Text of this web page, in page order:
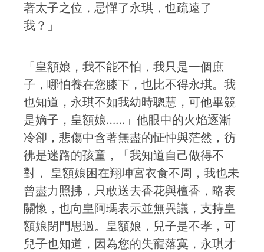
著太子之位，忌憚了永琪，也疏遠了
我？」
「皇額娘，我不能不怕，我只是一個庶
子，哪怕養在您膝下，也比不得永琪。我
也知道，永琪不如我幼時聰慧，可他畢競
是嫡子，皇額娘……」他眼中的火焰逐漸
冷卻，悲傷中含著無盡的怔忡與茫然，彷
彿是迷路的孩童，「我知道自己做得不
對， 皇額娘困在翔坤宮衣食不周，我也未
曾盡力照拂，只敢送去香花與檀香，略表
關懷，也向皇阿瑪表示並無異議，支持皇
額娘閉門思過。皇額娘，兒子是不孝，可
兒子也知道，因為您的失寵落寞，永琪才